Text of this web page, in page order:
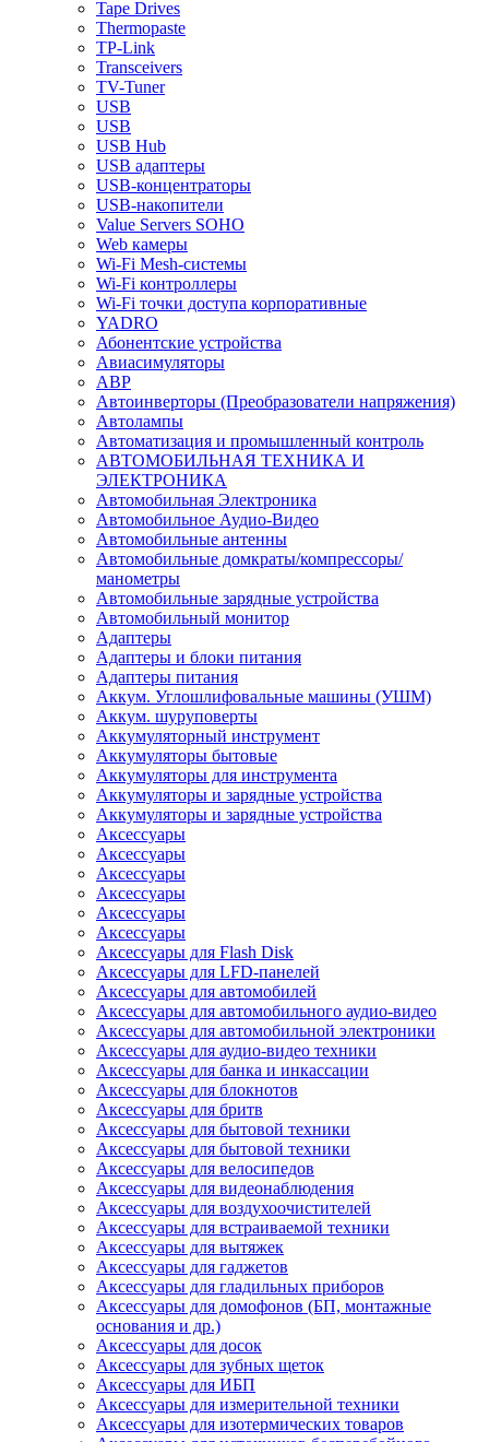
Tape Drives
Thermopaste
TP-Link
Transceivers
TV-Tuner
USB
USB
USB Hub
USB адаптеры
USB-концентраторы
USB-накопители
Value Servers SOHO
Web камеры
Wi-Fi Mesh-системы
Wi-Fi контроллеры
Wi-Fi точки доступа корпоративные
YADRO
Абонентские устройства
Авиасимуляторы
АВР
Автоинверторы (Преобразователи напряжения)
Автолампы
Автоматизация и промышленный контроль
АВТОМОБИЛЬНАЯ ТЕХНИКА И
ЭЛЕКТРОНИКА
Автомобильная Электроника
Автомобильное Аудио-Видео
Автомобильные антенны
Автомобильные домкраты/компрессоры/
манометры
Автомобильные зарядные устройства
Автомобильный монитор
Адаптеры
Адаптеры и блоки питания
Адаптеры питания
Аккум. Углошлифовальные машины (УШМ)
Аккум. шуруповерты
Аккумуляторный инструмент
Аккумуляторы бытовые
Аккумуляторы для инструмента
Аккумуляторы и зарядные устройства
Аккумуляторы и зарядные устройства
Аксессуары
Аксессуары
Аксессуары
Аксессуары
Аксессуары
Аксессуары
Аксессуары для Flash Disk
Аксессуары для LFD-панелей
Аксессуары для автомобилей
Аксессуары для автомобильного аудио-видео
Аксессуары для автомобильной электроники
Аксессуары для аудио-видео техники
Аксессуары для банка и инкассации
Аксессуары для блокнотов
Аксессуары для бритв
Аксессуары для бытовой техники
Аксессуары для бытовой техники
Аксессуары для велосипедов
Аксессуары для видеонаблюдения
Аксессуары для воздухоочистителей
Аксессуары для встраиваемой техники
Аксессуары для вытяжек
Аксессуары для гаджетов
Аксессуары для гладильных приборов
Аксессуары для домофонов (БП, монтажные
основания и др.)
Аксессуары для досок
Аксессуары для зубных щеток
Аксессуары для ИБП
Аксессуары для измерительной техники
Аксессуары для изотермических товаров